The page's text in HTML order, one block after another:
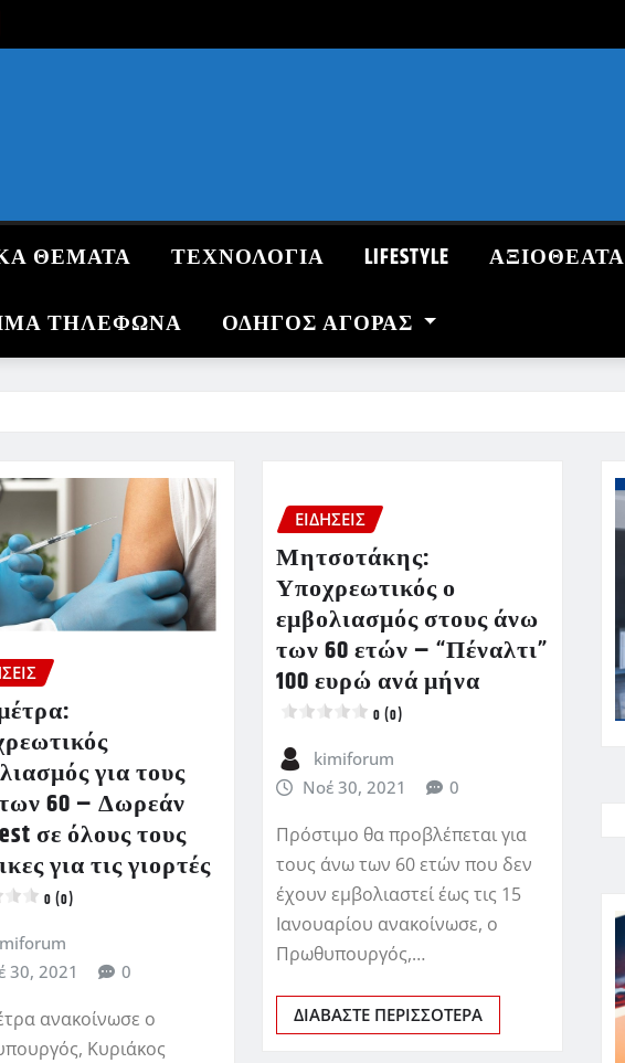
ΘΕΜΑΤΑ ΤΕΧΝΟΛΟΓΙΑ LIFESTYLE ΑΞΙΟΘΕΑΤΑ
ΤΗΛΕΦΩΝΑ ΟΔΗΓΌΣ ΑΓΟΡΆΣ
για τους
60 – Δωρεάν
σε όλους τους
για τις γιορτές
0 (0)
30, 2021
0
ανακοίνωσε ο
Κυριάκος
ΕΙΔΗΣΕΙΣ
Μητσοτάκης:
Υποχρεωτικός ο
εμβολιασμός στους άνω
των 60 ετών – “Πέναλτι”
100 ευρώ ανά μήνα
0 (0)
kimiforum
Νοέ 30, 2021
0
Πρόστιμο θα προβλέπεται για
τους άνω των 60 ετών που δεν
έχουν εμβολιαστεί έως τις 15
Ιανουαρίου ανακοίνωσε, ο
Πρωθυπουργός,…
ΔΙΑΒΆΣΤΕ ΠΕΡΙΣΣΌΤΕΡΑ